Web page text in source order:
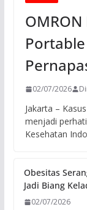
02/07/2026
Jakarta –
menjadi
Kesehatan
Obesitas
Jadi Biang
02/07/2026